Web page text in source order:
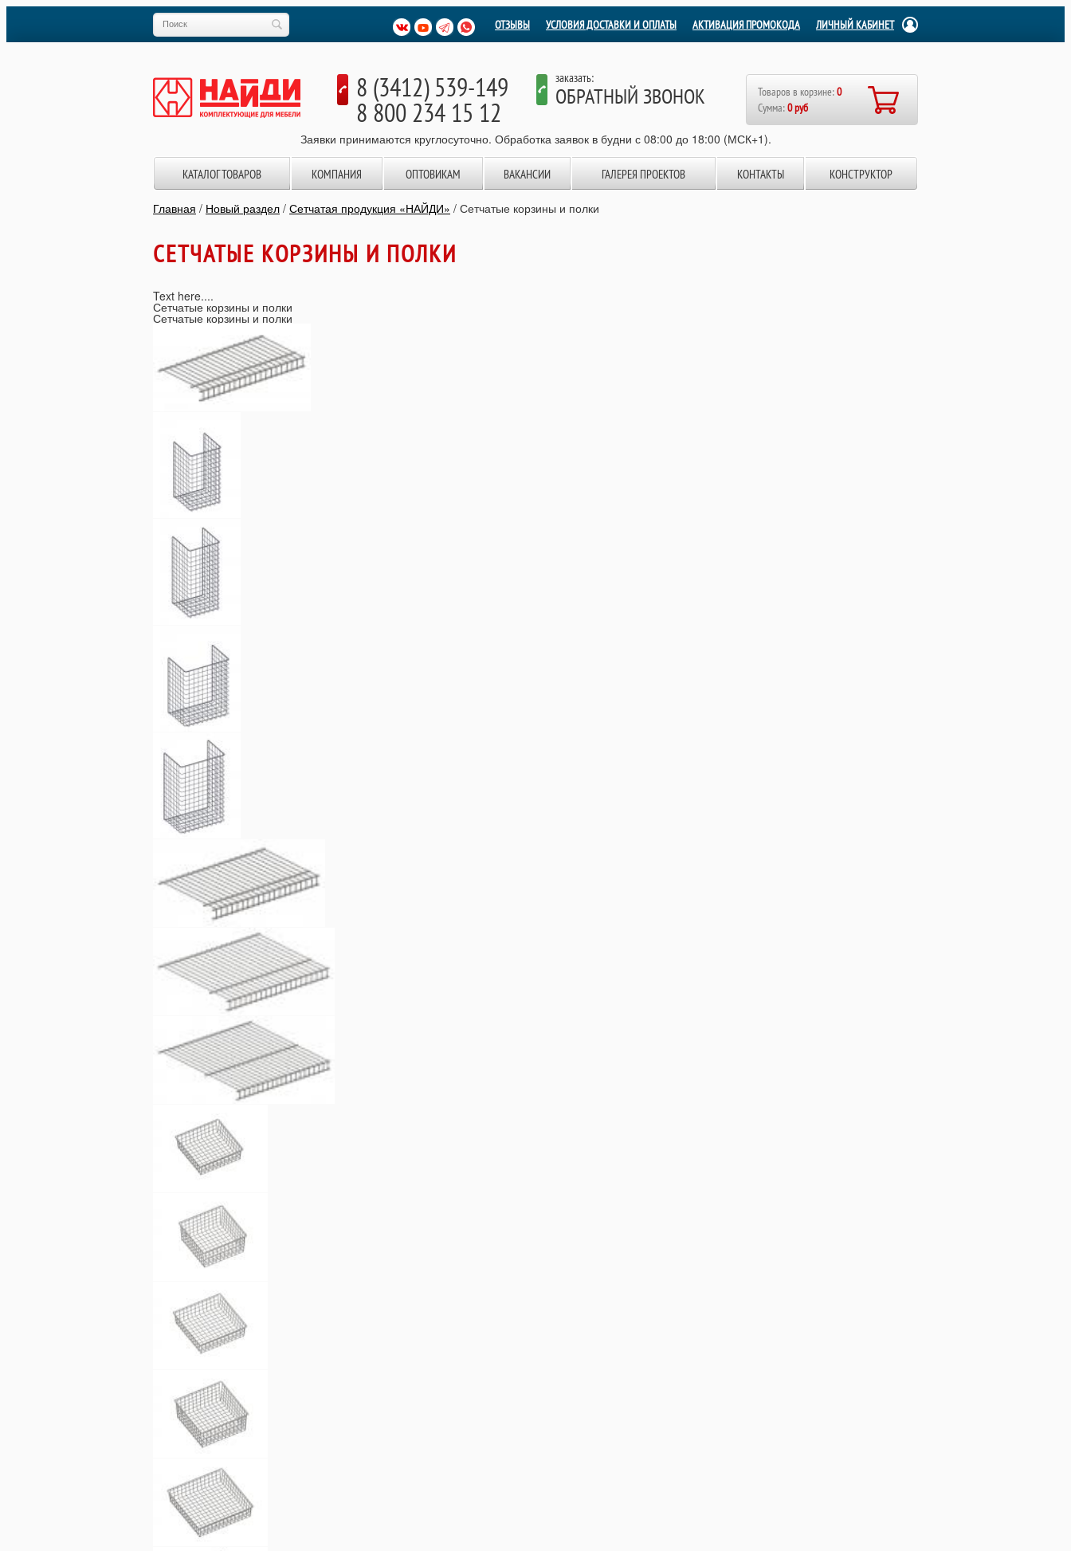
ЛИЧНЫЙ КАБИНЕТ
АКТИВАЦИЯ ПРОМОКОДА
УСЛОВИЯ ДОСТАВКИ И ОПЛАТЫ
ОТЗЫВЫ
8 (3412) 539-149
8 800 234 15 12
заказать:
ОБРАТНЫЙ ЗВОНОК Товаров в корзине:0
Сумма:0 руб
Заявки принимаются круглосуточно. Обработка заявок в будни с 08:00 до 18:00 (МСК+1).
КАТАЛОГ ТОВАРОВ КОМПАНИЯ ОПТОВИКАМ ВАКАНСИИ ГАЛЕРЕЯ ПРОЕКТОВ КОНТАКТЫ КОНСТРУКТОР
Главная / Новый раздел / Сетчатая продукция «НАЙДИ» / Сетчатые корзины и полки
СЕТЧАТЫЕ КОРЗИНЫ И ПОЛКИ
Text here....
Сетчатые корзины и полки
Сетчатые корзины и полки